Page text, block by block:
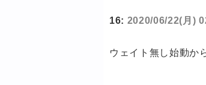
16: 2020/06/22(月)
ウェイト無し始動か